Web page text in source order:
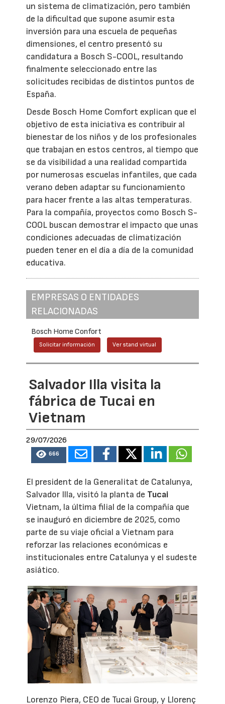
un sistema de climatización, pero también
de la dificultad que supone asumir esta
inversión para una escuela de pequeñas
dimensiones, el centro presentó su
candidatura a Bosch S-COOL, resultando
finalmente seleccionado entre las
solicitudes recibidas de distintos puntos de
España.
Desde Bosch Home Comfort explican que el
objetivo de esta iniciativa es contribuir al
bienestar de los niños y de los profesionales
que trabajan en estos centros, al tiempo que
se da visibilidad a una realidad compartida
por numerosas escuelas infantiles, que cada
verano deben adaptar su funcionamiento
para hacer frente a las altas temperaturas.
Para la compañía, proyectos como Bosch S-
COOL buscan demostrar el impacto que unas
condiciones adecuadas de climatización
pueden tener en el día a día de la comunidad
educativa.
EMPRESAS O ENTIDADES
RELACIONADAS
Bosch Home Confort
Solicitar información Ver stand virtual
Salvador Illa visita la
fábrica de Tucai en
Vietnam
29/07/2026
666
El president de la Generalitat de Catalunya,
Salvador Illa, visitó la planta de Tucai
Vietnam, la última filial de la compañía que
se inauguró en diciembre de 2025, como
parte de su viaje oficial a Vietnam para
reforzar las relaciones económicas e
institucionales entre Catalunya y el sudeste
asiático.
Lorenzo Piera, CEO de Tucai Group, y Llorenç